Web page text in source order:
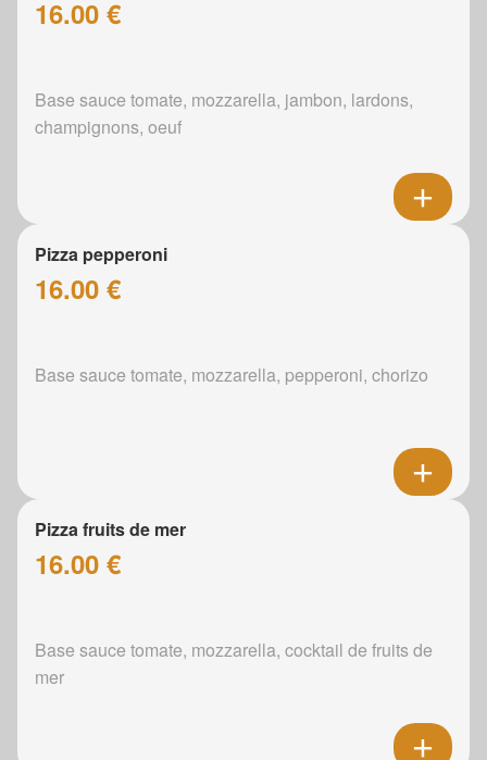
16.00 €
Base sauce tomate, mozzarella, jambon, lardons,
champignons, oeuf
Pizza pepperoni
16.00 €
Base sauce tomate, mozzarella, pepperoni, chorizo
Pizza fruits de mer
16.00 €
Base sauce tomate, mozzarella, cocktail de fruits de
mer